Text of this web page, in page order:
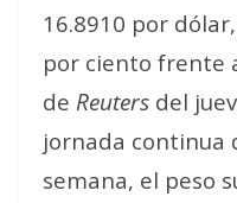
16.8910 por
por ciento frente
de Reuters del
jornada continua
semana, el peso